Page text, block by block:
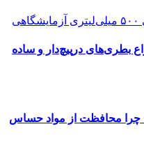
بطری‌های در‌پیچ‌دار و ساده
چرا محافظت از مواد حساس